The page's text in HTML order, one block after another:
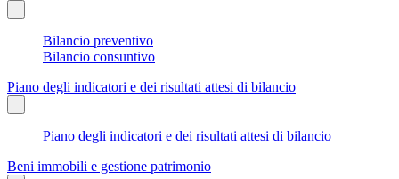
Bilancio preventivo
Bilancio consuntivo
Piano degli indicatori e dei risultati attesi di bilancio
Piano degli indicatori e dei risultati attesi di bilancio
Beni immobili e gestione patrimonio